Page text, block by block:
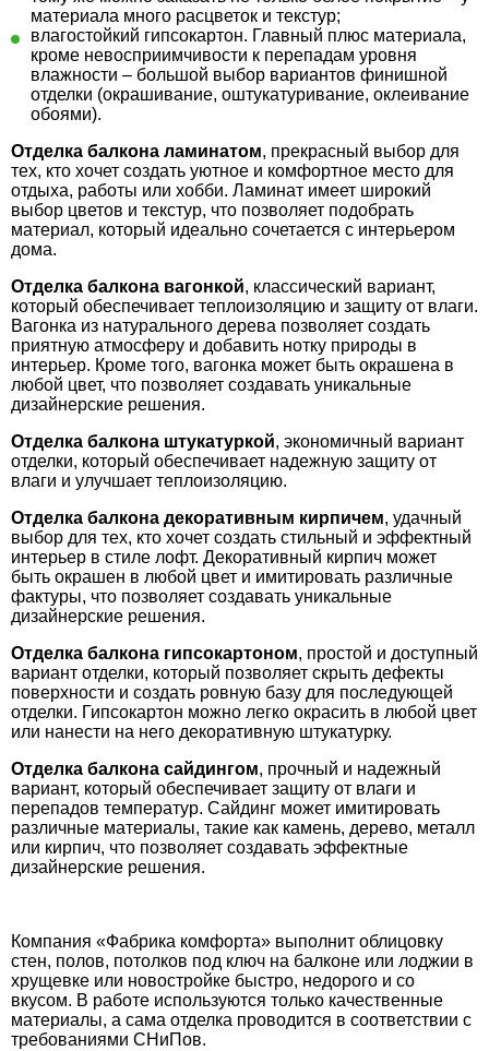
материала много расцветок и текстур;
влагостойкий гипсокартон. Главный плюс материала,
кроме невосприимчивости к перепадам уровня
влажности – большой выбор вариантов финишной
отделки (окрашивание, оштукатуривание, оклеивание
обоями).
Отделка балкона ламинатом, прекрасный выбор для
тех, кто хочет создать уютное и комфортное место для
отдыха, работы или хобби. Ламинат имеет широкий
выбор цветов и текстур, что позволяет подобрать
материал, который идеально сочетается с интерьером
дома.
Отделка балкона вагонкой, классический вариант,
который обеспечивает теплоизоляцию и защиту от влаги.
Вагонка из натурального дерева позволяет создать
приятную атмосферу и добавить нотку природы в
интерьер. Кроме того, вагонка может быть окрашена в
любой цвет, что позволяет создавать уникальные
дизайнерские решения.
Отделка балкона штукатуркой, экономичный вариант
отделки, который обеспечивает надежную защиту от
влаги и улучшает теплоизоляцию.
Отделка балкона декоративным кирпичем, удачный
выбор для тех, кто хочет создать стильный и эффектный
интерьер в стиле лофт. Декоративный кирпич может
быть окрашен в любой цвет и имитировать различные
фактуры, что позволяет создавать уникальные
дизайнерские решения.
Отделка балкона гипсокартоном, простой и доступный
вариант отделки, который позволяет скрыть дефекты
поверхности и создать ровную базу для последующей
отделки. Гипсокартон можно легко окрасить в любой цвет
или нанести на него декоративную штукатурку.
Отделка балкона сайдингом, прочный и надежный
вариант, который обеспечивает защиту от влаги и
перепадов температур. Сайдинг может имитировать
различные материалы, такие как камень, дерево, металл
или кирпич, что позволяет создавать эффектные
дизайнерские решения.
Компания «Фабрика комфорта» выполнит облицовку
стен, полов, потолков под ключ на балконе или лоджии в
хрущевке или новостройке быстро, недорого и со
вкусом. В работе используются только качественные
материалы, а сама отделка проводится в соответствии с
требованиями СНиПов.